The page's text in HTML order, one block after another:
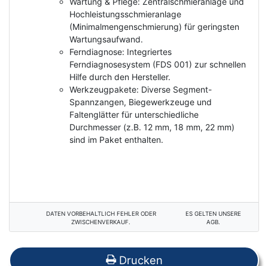
Hochleistungsschmieranlage
(Minimalmengenschmierung) für geringsten
Wartungsaufwand.
Ferndiagnose: Integriertes
Ferndiagnosesystem (FDS 001) zur schnellen
Hilfe durch den Hersteller.
Werkzeugpakete: Diverse Segment-
Spannzangen, Biegewerkzeuge und
Faltenglätter für unterschiedliche
Durchmesser (z.B. 12 mm, 18 mm, 22 mm)
sind im Paket enthalten.
DATEN VORBEHALTLICH FEHLER ODER
ZWISCHENVERKAUF.
ES GELTEN UNSERE
AGB.
Drucken